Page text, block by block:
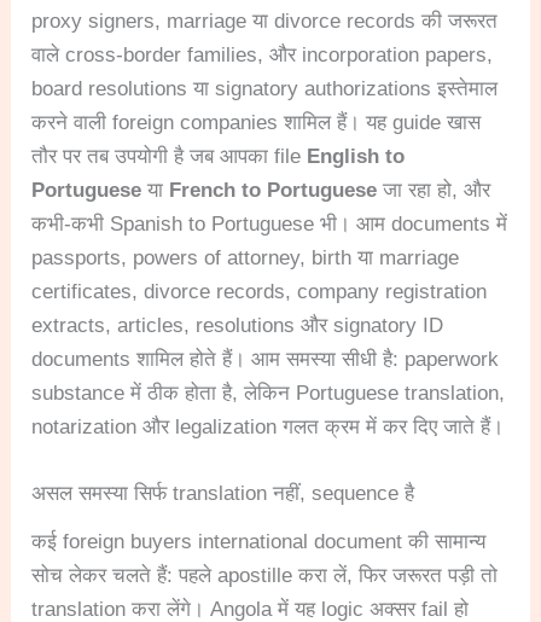
proxy signers, marriage या divorce records की जरूरत
वाले cross-border families, और incorporation papers,
board resolutions या signatory authorizations इस्तेमाल
करने वाली foreign companies शामिल हैं। यह guide खास
तौर पर तब उपयोगी है जब आपका file English to
Portuguese या French to Portuguese जा रहा हो, और
कभी-कभी Spanish to Portuguese भी। आम documents में
passports, powers of attorney, birth या marriage
certificates, divorce records, company registration
extracts, articles, resolutions और signatory ID
documents शामिल होते हैं। आम समस्या सीधी है: paperwork
substance में ठीक होता है, लेकिन Portuguese translation,
notarization और legalization गलत क्रम में कर दिए जाते हैं।
असल समस्या सिर्फ translation नहीं, sequence है
कई foreign buyers international document की सामान्य
सोच लेकर चलते हैं: पहले apostille करा लें, फिर जरूरत पड़ी तो
translation करा लेंगे। Angola में यह logic अक्सर fail हो